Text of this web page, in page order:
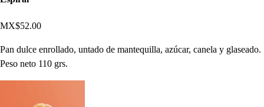
MX$52.00
Pan dulce enrollado, untado de mantequilla, azúcar, canela y glaseado.
Peso neto 110 grs.